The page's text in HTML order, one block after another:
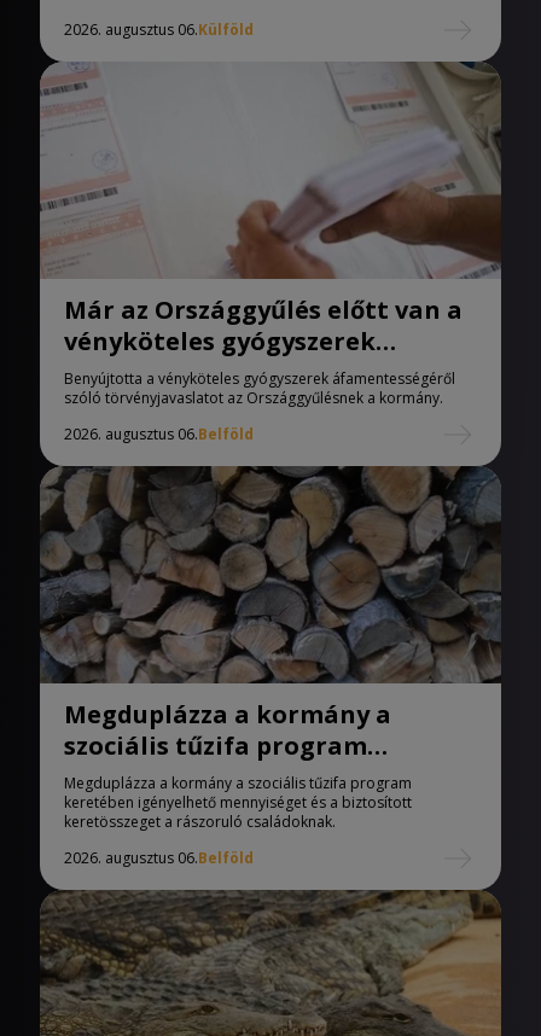
2026. augusztus 06.Külföld
Már az Országgyűlés előtt van a
vényköteles gyógyszerek
áfamentességéről szóló
törvényjavaslat
Benyújtotta a vényköteles gyógyszerek áfamentességéről
szóló törvényjavaslatot az Országgyűlésnek a kormány.
2026. augusztus 06.Belföld
Megduplázza a kormány a
szociális tűzifa program
keretében igényelhető
mennyiséget
Megduplázza a kormány a szociális tűzifa program
keretében igényelhető mennyiséget és a biztosított
keretösszeget a rászoruló családoknak.
2026. augusztus 06.Belföld